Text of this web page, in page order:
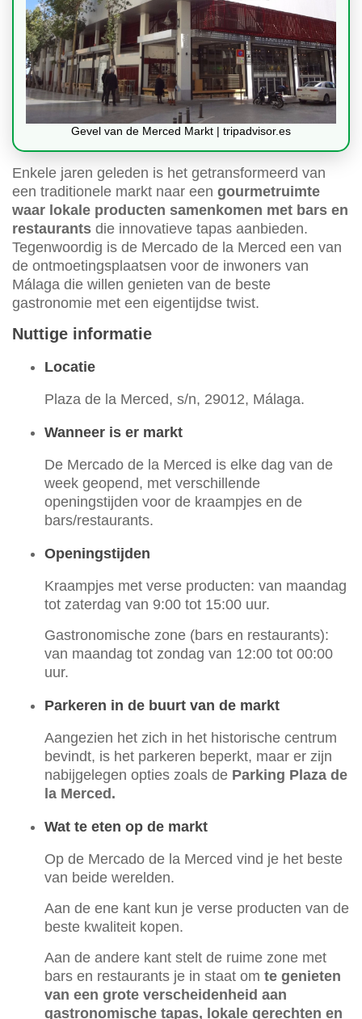
Gevel van de Merced Markt | tripadvisor.es
Enkele jaren geleden is het getransformeerd van
een traditionele markt naar een gourmetruimte
waar lokale producten samenkomen met bars en
restaurants die innovatieve tapas aanbieden.
Tegenwoordig is de Mercado de la Merced een van
de ontmoetingsplaatsen voor de inwoners van
Málaga die willen genieten van de beste
gastronomie met een eigentijdse twist.
Nuttige informatie
Locatie
Plaza de la Merced, s/n, 29012, Málaga.
Wanneer is er markt
De Mercado de la Merced is elke dag van de
week geopend, met verschillende
openingstijden voor de kraampjes en de
bars/restaurants.
Openingstijden
Kraampjes met verse producten: van maandag
tot zaterdag van 9:00 tot 15:00 uur.
Gastronomische zone (bars en restaurants):
van maandag tot zondag van 12:00 tot 00:00
uur.
Parkeren in de buurt van de markt
Aangezien het zich in het historische centrum
bevindt, is het parkeren beperkt, maar er zijn
nabijgelegen opties zoals de Parking Plaza de
la Merced.
Wat te eten op de markt
Op de Mercado de la Merced vind je het beste
van beide werelden.
Aan de ene kant kun je verse producten van de
beste kwaliteit kopen.
Aan de andere kant stelt de ruime zone met
bars en restaurants je in staat om te genieten
van een grote verscheidenheid aan
gastronomische tapas, lokale gerechten en